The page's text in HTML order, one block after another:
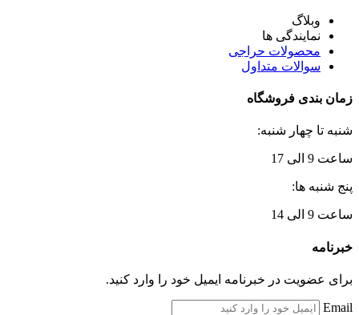
وبلاگ
نمایندگی ها
محصولات حراجی
سوالات متداول
زمان بندی فروشگاه
شنبه تا چهار شنبه:
ساعت 9 الی 17
پنج شنبه ها:
ساعت 9 الی 14
خبرنامه
برای عضویت در خبرنامه ایمیل خود را وارد کنید.
Email